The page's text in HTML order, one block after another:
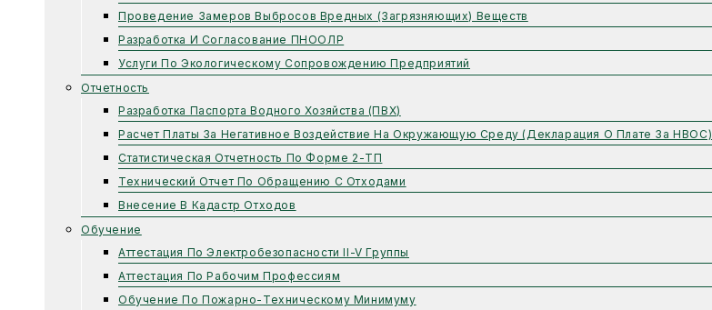
Проведение Замеров Выбросов Вредных (загрязняющих) Веществ
Разработка И Согласование ПНООЛР
Услуги По Экологическому Сопровождению Предприятий
Отчетность
Разработка Паспорта Водного Хозяйства (ПВХ)
Расчет Платы За Негативное Воздействие На Окружающую Среду (Декларация О Плате За НВОС)
Статистическая Отчетность По Форме 2-ТП
Технический Отчет По Обращению С Отходами
Внесение В Кадастр Отходов
Обучение
Аттестация По Электробезопасности II-V Группы
Аттестация По Рабочим Профессиям
Обучение По Пожарно-Техническому Минимуму